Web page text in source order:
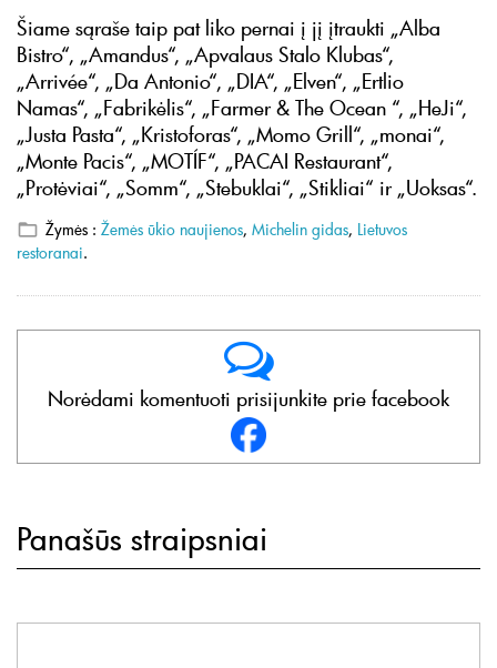
Šiame sąraše taip pat liko pernai į jį įtraukti „Alba
Bistro“, „Amandus“, „Apvalaus Stalo Klubas“,
„Arrivée“, „Da Antonio“, „DIA“, „Elven“, „Ertlio
Namas“, „Fabrikėlis“, „Farmer & The Ocean “, „HeJi“,
„Justa Pasta“, „Kristoforas“, „Momo Grill“, „monai“,
„Monte Pacis“, „MOTÍF“, „PACAI Restaurant“,
„Protėviai“, „Somm“, „Stebuklai“, „Stikliai“ ir „Uoksas“.
Žymės : Žemės ūkio naujienos, Michelin gidas, Lietuvos
restoranai.
Norėdami komentuoti prisijunkite prie facebook
Panašūs straipsniai